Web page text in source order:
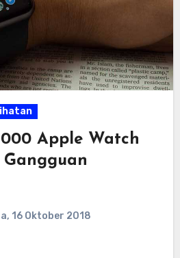
Apple Watch
16 Oktober 2018